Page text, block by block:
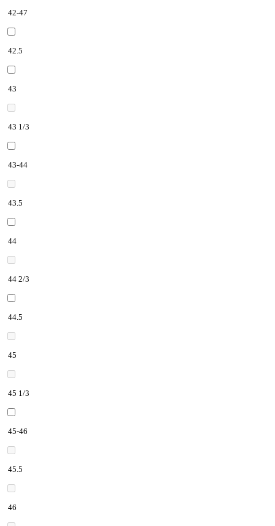
42-47
42.5
43
43 1/3
43-44
43.5
44
44 2/3
44.5
45
45 1/3
45-46
45.5
46